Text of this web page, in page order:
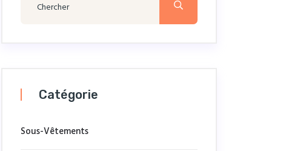
Catégorie
Sous-Vêtements